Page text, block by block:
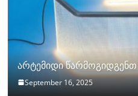
არტემიდი წარმოგიდგენთ
September 16, 2025